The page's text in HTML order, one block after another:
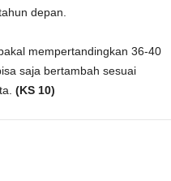
depan.
mempertandingkan 36-40
saja bertambah sesuai
(KS 10)